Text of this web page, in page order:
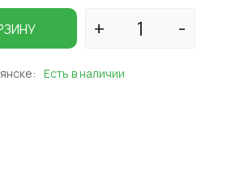
Есть в наличии